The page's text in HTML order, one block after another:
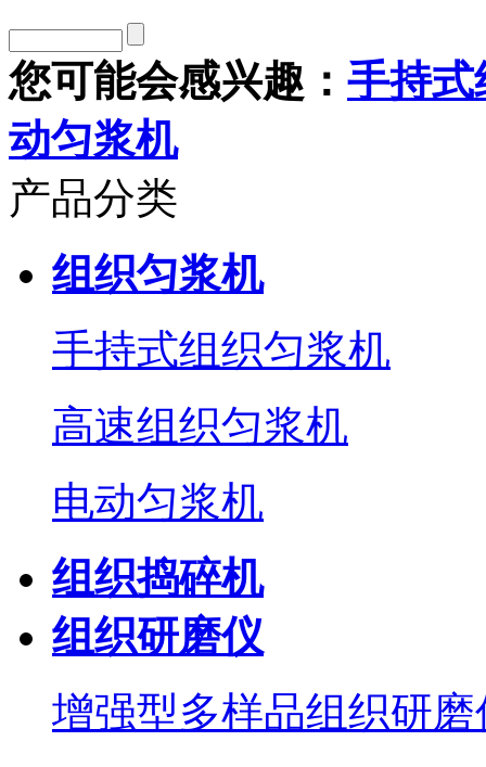
您可能会感兴趣： 手持式
动匀浆机
产品分类
组织匀浆机
手持式组织匀浆机
高速组织匀浆机
电动匀浆机
组织捣碎机
组织研磨仪
增强型多样品组织研磨